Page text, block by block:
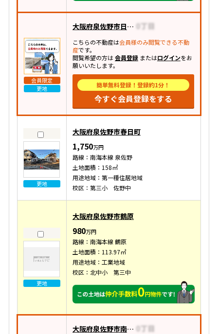
会員限定
更地
大阪府泉佐野市日根野
こちらの不動産は会員様のみ閲覧できる不動
産です。
閲覧希望の方は会員登録またはログインをお
願いいたします。
簡単無料登録！登録約1分！
今すぐ会員登録をする
更地
大阪府泉佐野市春日町
1,750万円
路線：南海本線 泉佐野
土地面積：158㎡
用途地域：第一種住居地域
校区：第三小 佐野中
更地
大阪府泉佐野市鶴原
980万円
路線：南海本線 鶴原
土地面積：113.97㎡
用途地域：工業地域
校区：北中小 第三中
大阪府泉佐野市南中樫井